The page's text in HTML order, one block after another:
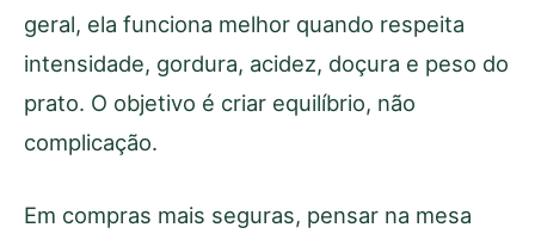
geral, ela funciona melhor quando respeita
intensidade, gordura, acidez, doçura e peso do
prato. O objetivo é criar equilíbrio, não
complicação.
Em compras mais seguras, pensar na mesa